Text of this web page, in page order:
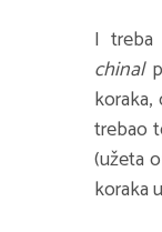
I treba
chinal
trebao
(užeta
koraka